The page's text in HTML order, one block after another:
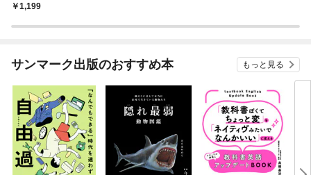
1,199
サンマーク出版のおすすめ本 もっと見る